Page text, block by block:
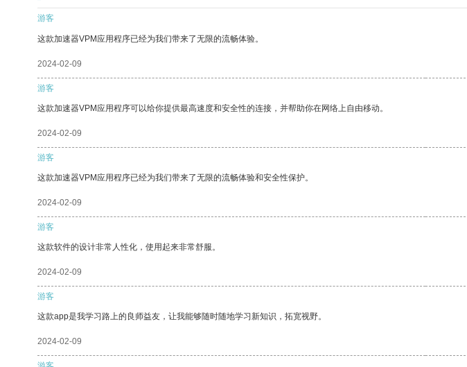
游客
这款加速器VPM应用程序已经为我们带来了无限的流畅体验。
2024-02-09
游客
这款加速器VPM应用程序可以给你提供最高速度和安全性的连接，并帮助你在网络上自由移动。
2024-02-09
游客
这款加速器VPM应用程序已经为我们带来了无限的流畅体验和安全性保护。
2024-02-09
游客
这款软件的设计非常人性化，使用起来非常舒服。
2024-02-09
游客
这款app是我学习路上的良师益友，让我能够随时随地学习新知识，拓宽视野。
2024-02-09